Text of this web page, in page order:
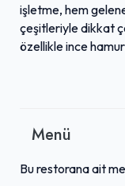
işletme, hem
çeşitleriyle dikkat
özellikle ince
anımsatan,
öne çıkan mekan,
müşterinin uzun
Menü
Bu restorana ait